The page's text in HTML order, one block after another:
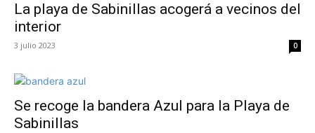
La playa de Sabinillas acogerá a vecinos del
interior
3 julio 2023 0
Se recoge la bandera Azul para la Playa de
Sabinillas